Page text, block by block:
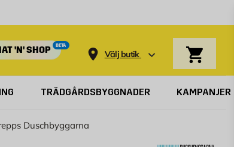
'N' SHOP
BETA
Välj butik
TRÄDGÅRDSBYGGNADER KAMPANJER
Duschbyggarna